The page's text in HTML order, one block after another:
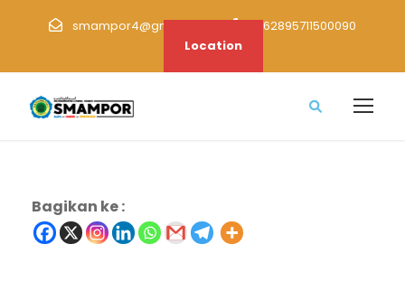
smampor4@gmail.com
+62895711500090
Location
Bagikan ke :